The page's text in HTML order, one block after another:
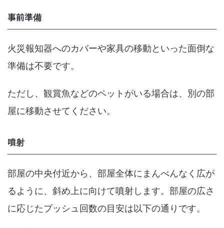
事前準備
火災報知器へのカバーや家具の移動といった面倒な
準備は不要です。
ただし、観賞魚などのペットがいる場合は、別の部
屋に移動させてください。
噴射
部屋の中央付近から、部屋全体にまんべんなく広が
るように、斜め上に向けて噴射します。部屋の広さ
に応じたプッシュ回数の目安は以下の通りです。